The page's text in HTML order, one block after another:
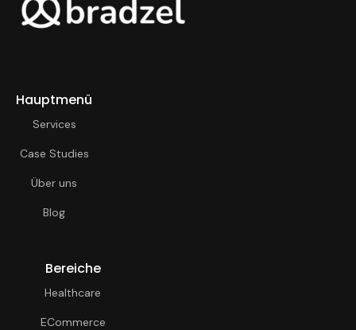
Hauptmenü
Services
Case Studies
Über uns
Blog
Bereiche
Healthcare
ECommerce